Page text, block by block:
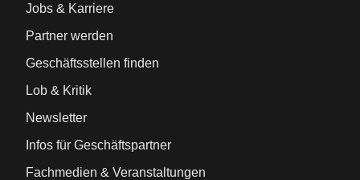
Jobs & Karriere
Partner werden
Geschäftsstellen finden
Lob & Kritik
Newsletter
Infos für Geschäftspartner
Fachmedien & Veranstaltungen